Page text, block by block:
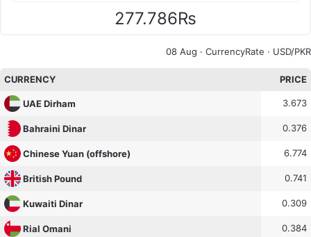
277.786₨
08 Aug · CurrencyRate · USD/PKR
CURRENCY PRICE
UAE Dirham 3.673
Bahraini Dinar 0.376
Chinese Yuan (offshore) 6.774
British Pound 0.741
Kuwaiti Dinar 0.309
Rial Omani 0.384